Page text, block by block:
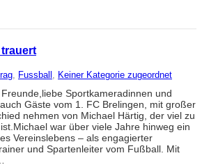
, Fussball , Keiner Kategorie zugeordnet
Sportkameradinnen und
Gäste vom 1. FC Brelingen, mit großer
nehmen von Michael Härtig, der viel zu
war über viele Jahre hinweg ein
Vereinslebens – als engagierter
und Spartenleiter vom Fußball. Mit